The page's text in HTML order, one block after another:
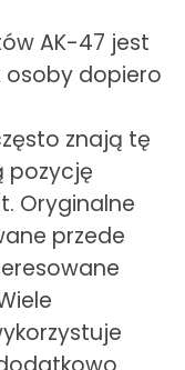
AK-47 jest
osoby dopiero
znają tę
pozycję
Oryginalne
przede